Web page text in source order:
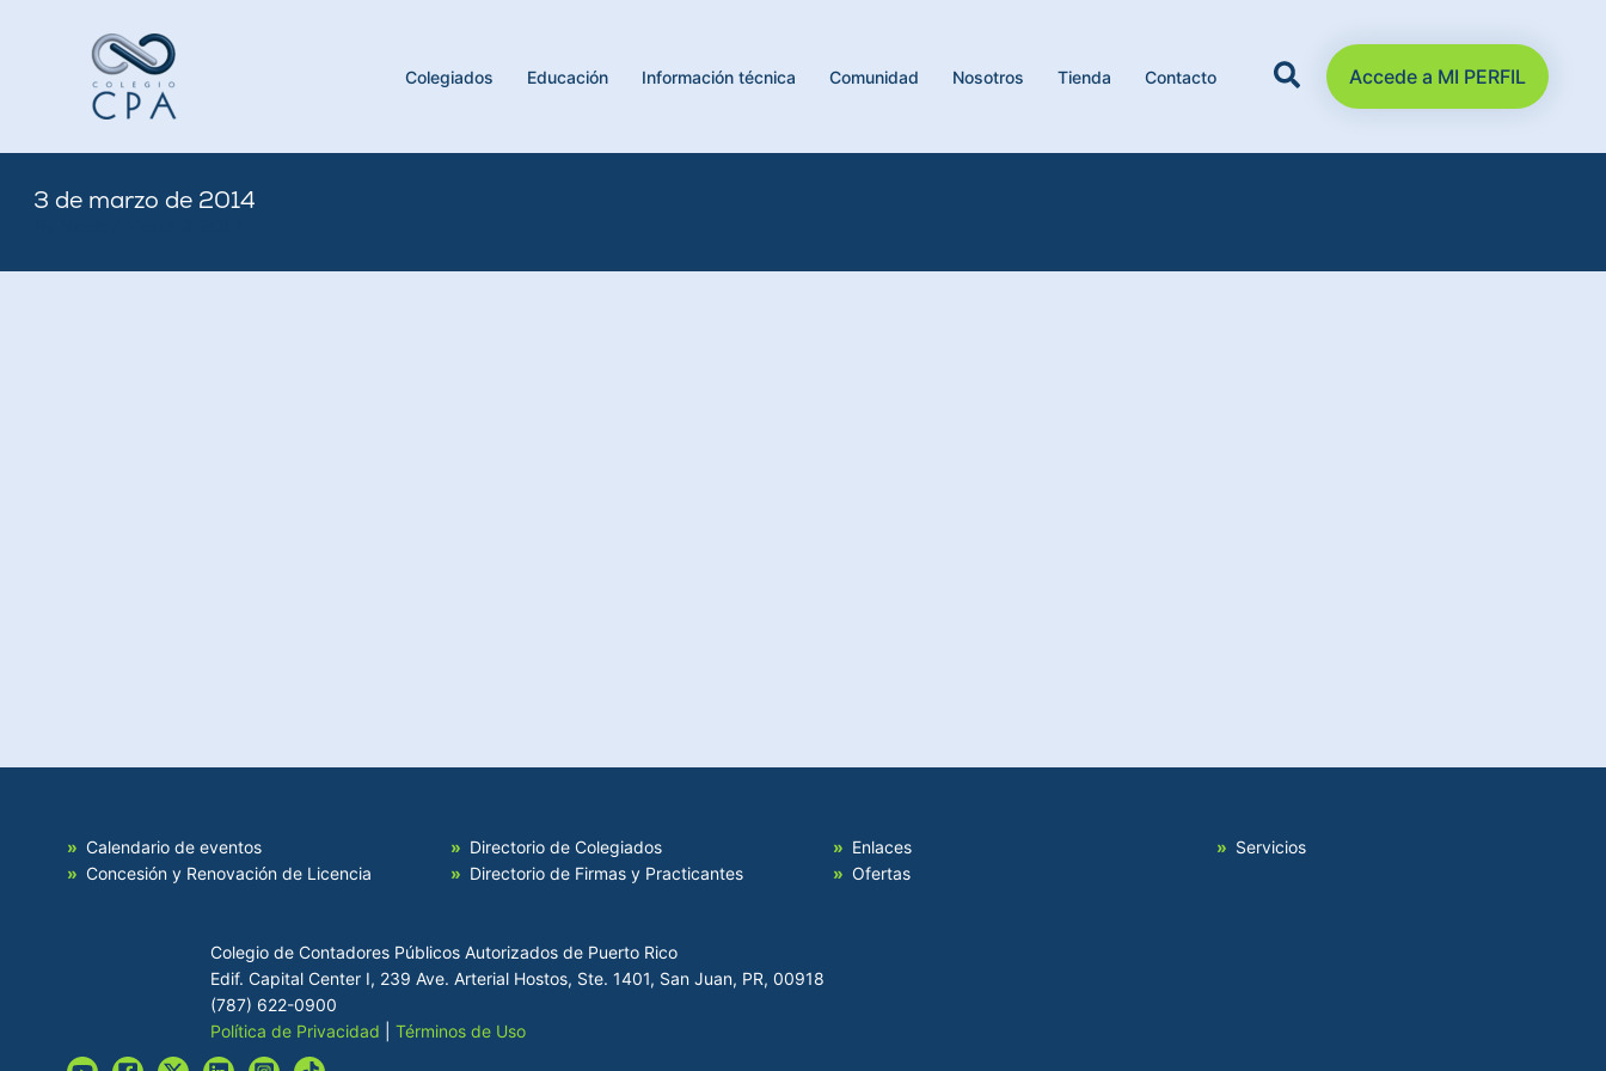
Colegiados Educación Información técnica Comunidad Nosotros Tienda Contacto Accede a MI PERFIL
3 de marzo de 2014
Calendario de eventos
Concesión y Renovación de Licencia
Directorio de Colegiados
Directorio de Firmas y Practicantes
Enlaces
Ofertas
Servicios
Colegio de Contadores Públicos Autorizados de Puerto Rico
Edif. Capital Center I, 239 Ave. Arterial Hostos, Ste. 1401, San Juan, PR, 00918
(787) 622-0900
Política de Privacidad
Términos de Uso